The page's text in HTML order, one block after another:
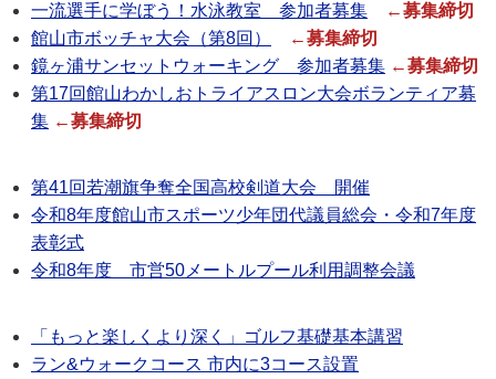
一流選手に学ぼう！水泳教室 参加者募集
←募集締切
館山市ボッチャ大会（第8回）
←募集締切
鏡ヶ浦サンセットウォーキング 参加者募集 ←募集締切
第17回館山わかしおトライアスロン大会ボランティア募
集 ←募集締切
第41回若潮旗争奪全国高校剣道大会 開催
令和8年度館山市スポーツ少年団代議員総会・令和7年度
表彰式
令和8年度 市営50メートルプール利用調整会議
「もっと楽しくより深く」ゴルフ基礎基本講習
ラン&ウォークコース 市内に3コース設置